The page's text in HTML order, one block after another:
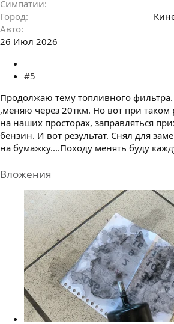
Симпатии
Город
Авто
26 Июл 2026
#5
Продолжаю тему топливного фильтра.
,меняю через 20ткм. Но вот при таком
на наших просторах, заправляться
бензин. И вот результат. Снял для
на бумажку....Походу менять буду
Вложения